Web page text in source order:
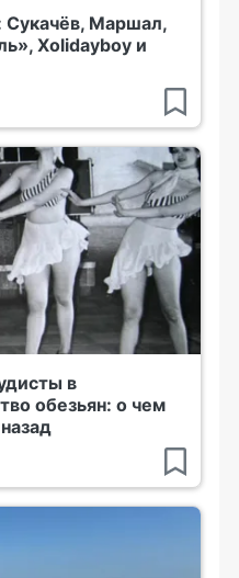
Маршал,
Xolidayboy и
в
обезьян: о чем